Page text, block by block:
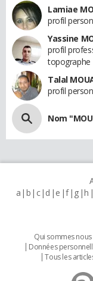
Lamiae
profil
Yassine
profil
topographe
Talal
profil
Nom
a b c d e f g h
Qui sommes nous
Données
Tous les